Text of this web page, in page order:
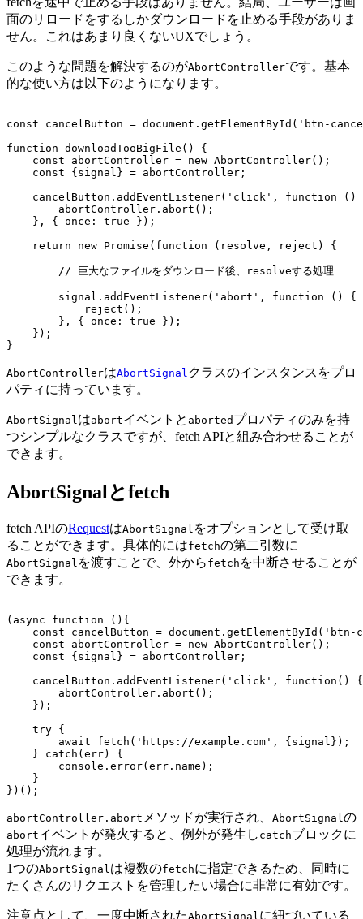
面のリロードをするしかダウンロードを止める手段がありま
せん。これはあまり良くないUXでしょう。
このような問題を解決するのがAbortControllerです。基本
的な使い方は以下のようになります。
const cancelButton = document.getElementById('btn-
function downloadTooBigFile() {
    const abortController = new AbortController();
    const {signal} = abortController;
cancelButton.addEventListener('click', function ()
        abortController.abort();
    }, { once: true });
    return new Promise(function (resolve, reject) {
        // 巨大なファイルをダウンロード後、resolveする処理
        signal.addEventListener('abort', function () {
            reject();
        }, { once: true });
    });
AbortControllerはAbortSignal クラスのインスタンスをプロ
パティに持っています。
AbortSignal はabortイベントと aborted プロパティのみを持
つシンプルなクラスですが、fetch APIと組み合わせることが
できます。
AbortSignalとfetch
fetch APIのRequestはAbortSignal をオプションとして受け取
ることができます。具体的にはfetchの第二引数に
AbortSignal を渡すことで、外から fetch を中断させることが
できます。
(async function (){
const cancelButton = document.getElementById('btn-
    const abortController = new AbortController();
    const {signal} = abortController;
    cancelButton.addEventListener('click', function() {
        abortController.abort();
    });
    try {
        await fetch('https://example.com', {signal});
    } catch(err) {
        console.error(err.name);
    }
abortController.abort メソッドが実行され、 AbortSignalの
abortイベントが発火すると、例外が発生し catchブロックに
処理が流れます。
1つのAbortSignalは複数のfetchに指定できるため、同時に
たくさんのリクエストを管理したい場合に非常に有効です。
注意点として、一度中断されたAbortSignal に紐づいている